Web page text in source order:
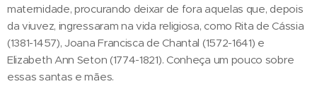
maternidade, procurando deixar de fora aquelas que, depois
da viuvez, ingressaram na vida religiosa, como Rita de Cássia
(1381-1457), Joana Francisca de Chantal (1572-1641) e
Elizabeth Ann Seton (1774-1821). Conheça um pouco sobre
essas santas e mães.